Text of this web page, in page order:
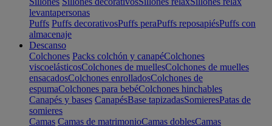
levantapersonas
Puffs Puffs decorativosPuffs peraPuffs reposapiésPuffs con
almacenaje
Descanso
Colchones Packs colchón y canapéColchones
viscoelásticosColchones de muellesColchones de muelles
ensacadosColchones enrolladosColchones de
espumaColchones para bebéColchones hinchables
Canapés y bases CanapésBase tapizadasSomieresPatas de
somieres
Camas Camas de matrimonioCamas doblesCamas